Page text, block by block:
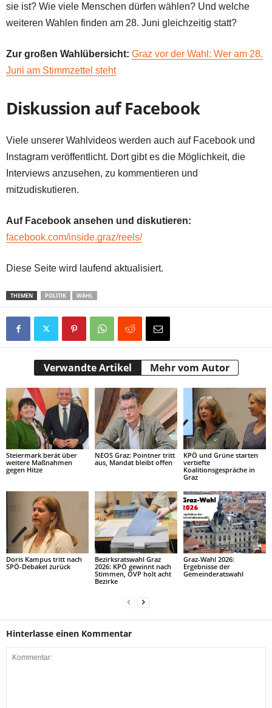
sie ist? Wie viele Menschen dürfen wählen? Und welche
weiteren Wahlen finden am 28. Juni gleichzeitig statt?
Zur großen Wahlübersicht: Graz vor der Wahl: Wer am 28.
Juni am Stimmzettel steht
Diskussion auf Facebook
Viele unserer Wahlvideos werden auch auf Facebook und
Instagram veröffentlicht. Dort gibt es die Möglichkeit, die
Interviews anzusehen, zu kommentieren und
mitzudiskutieren.
Auf Facebook ansehen und diskutieren:
facebook.com/inside.graz/reels/
Diese Seite wird laufend aktualisiert.
THEMEN POLITIK WAHL
Verwandte Artikel Mehr vom Autor
Steiermark berät über
weitere Maßnahmen
gegen Hitze
NEOS Graz: Pointner tritt
aus, Mandat bleibt offen
KPÖ und Grüne starten
vertiefte
Koalitionsgespräche in
Graz
Doris Kampus tritt nach
SPÖ-Debakel zurück
Bezirksratswahl Graz
2026: KPÖ gewinnt nach
Stimmen, ÖVP holt acht
Bezirke
Graz-Wahl 2026:
Ergebnisse der
Gemeinderatswahl
Hinterlasse einen Kommentar